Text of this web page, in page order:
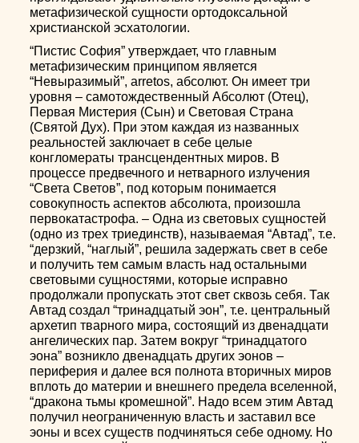
метафизической сущности ортодоксальной
христианской эсхатологии.
“Пистис София” утверждает, что главным
метафизическим принципом является
“Невыразимый”, arretos, абсолют. Он имеет три
уровня – самотождественный Абсолют (Отец),
Первая Мистерия (Сын) и Световая Страна
(Святой Дух). При этом каждая из названных
реальностей заключает в себе целые
конгломераты трансцендентных миров. В
процессе предвечного и нетварного излучения
“Света Светов”, под которым понимается
совокупность аспектов абсолюта, произошла
первокатастрофа. – Одна из световых сущностей
(одно из трех триединств), называемая “Автад”, т.е.
“дерзкий, “наглый”, решила задержать свет в себе
и получить тем самым власть над остальными
световыми сущностями, которые исправно
продолжали пропускать этот свет сквозь себя. Так
Автад создал “тринадцатый эон”, т.е. центральный
архетип тварного мира, состоящий из двенадцати
ангелических пар. Затем вокруг “тринадцатого
эона” возникло двенадцать других эонов –
периферия и далее вся полнота вторичных миров
вплоть до материи и внешнего предела вселенной,
“дракона тьмы кромешной”. Надо всем этим Автад
получил неограниченную власть и заставил все
эоны и всех существ подчиняться себе одному. Но